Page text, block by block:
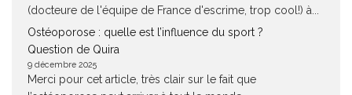
(docteure de l'équipe de France d'escrime, trop cool!) à...
Ostéoporose : quelle est l’influence du sport ?
Question de Quira
9 décembre 2025
Merci pour cet article, très clair sur le fait que